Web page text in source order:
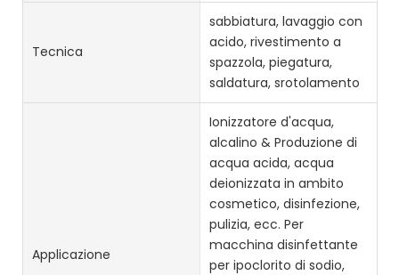
Tecnica
sabbiatura, lavaggio con
acido, rivestimento a
spazzola, piegatura,
saldatura, srotolamento
Applicazione
Ionizzatore d'acqua,
alcalino & Produzione di
acqua acida, acqua
deionizzata in ambito
cosmetico, disinfezione,
pulizia, ecc. Per
macchina disinfettante
per ipoclorito di sodio,